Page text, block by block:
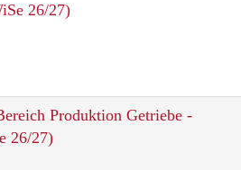
26/27)
Produktion Getriebe -
26/27)